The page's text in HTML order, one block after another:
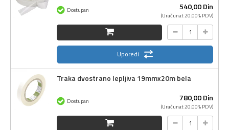
540,00Din
(Uračunat 20.00% PDV)
Dostupan
Uporedi
Traka dvostrano lepljiva 19mmx20m bela
780,00Din
(Uračunat 20.00% PDV)
Dostupan